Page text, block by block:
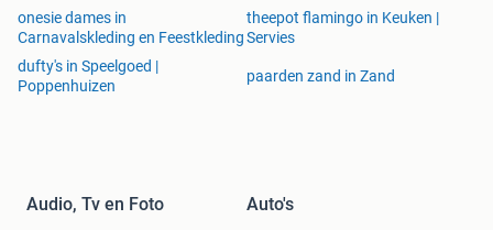
onesie dames in
Carnavalskleding en Feestkleding
theepot flamingo in Keuken |
Servies
dufty's in Speelgoed |
Poppenhuizen
paarden zand in Zand
Audio, Tv en Foto Auto's